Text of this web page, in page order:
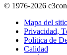
© 1976-2026
Mapa del
Privacidad,
Politica de
Calidad